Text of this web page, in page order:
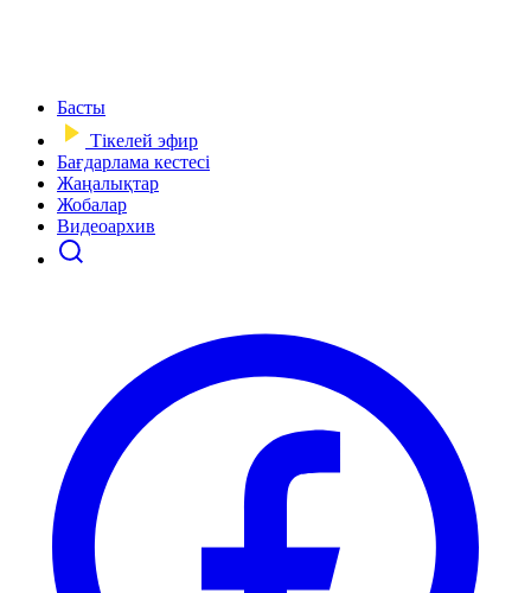
Басты
Тікелей эфир
Бағдарлама кестесі
Жаңалықтар
Жобалар
Видеоархив